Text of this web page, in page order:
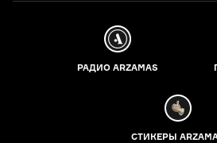
РАДИО ARZAMAS
СТИКЕРЫ